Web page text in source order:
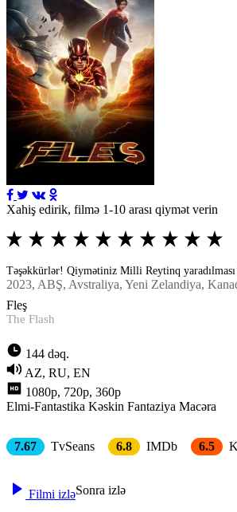
Xahiş edirik, filmə 1-10 arası qiymət verin
Təşəkkürlər! Qiymətiniz Milli Reytinq
2023, ABŞ, Avstraliya, Yeni Zelandiya,
Fleş
The Flash
144 dəq.
AZ, RU, EN
1080p, 720p, 360p
Elmi-Fantastika Kəskin Fantaziya Macəra
7.67 TvSeans 6.8 IMDb 6.5
Filmi izləSonra izlə